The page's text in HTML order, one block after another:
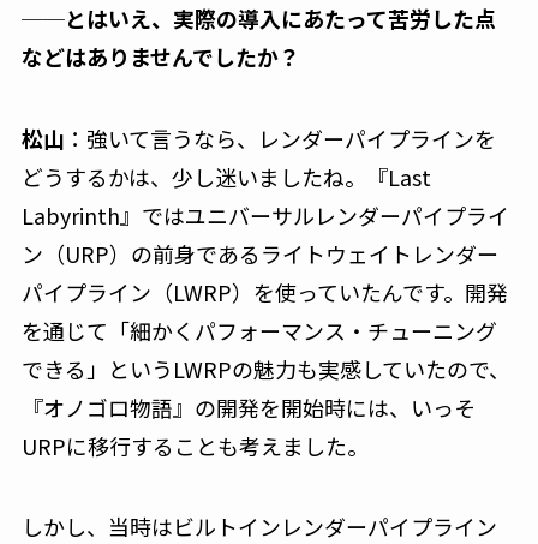
──とはいえ、実際の導入にあたって苦労した点
などはありませんでしたか？
松山 ：強いて言うなら、レンダーパイプラインを
どうするかは、少し迷いましたね。『Last
Labyrinth』ではユニバーサルレンダーパイプライ
ン（URP）の前身であるライトウェイトレンダー
パイプライン（LWRP）を使っていたんです。開発
を通じて「細かくパフォーマンス・チューニング
できる」というLWRPの魅力も実感していたので、
『オノゴロ物語』の開発を開始時には、いっそ
URPに移行することも考えました。
しかし、当時はビルトインレンダーパイプライン